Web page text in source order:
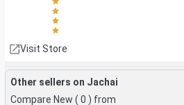
Visit Store
Other sellers on Jachai
Compare New ( 0 ) from